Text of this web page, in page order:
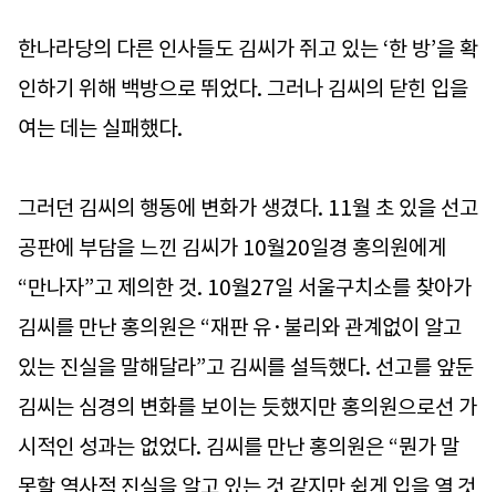
한나라당의 다른 인사들도 김씨가 쥐고 있는 ‘한 방’을 확
인하기 위해 백방으로 뛰었다. 그러나 김씨의 닫힌 입을
여는 데는 실패했다.
그러던 김씨의 행동에 변화가 생겼다. 11월 초 있을 선고
공판에 부담을 느낀 김씨가 10월20일경 홍의원에게
“만나자”고 제의한 것. 10월27일 서울구치소를 찾아가
김씨를 만난 홍의원은 “재판 유·불리와 관계없이 알고
있는 진실을 말해달라”고 김씨를 설득했다. 선고를 앞둔
김씨는 심경의 변화를 보이는 듯했지만 홍의원으로선 가
시적인 성과는 없었다. 김씨를 만난 홍의원은 “뭔가 말
못할 역사적 진실을 알고 있는 것 같지만 쉽게 입을 열 것